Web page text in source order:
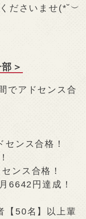
ださいませ(*˘︶
＞
でアドセンス合
ンス合格！
ンス合格！
6642円達成！
【50名】以上輩